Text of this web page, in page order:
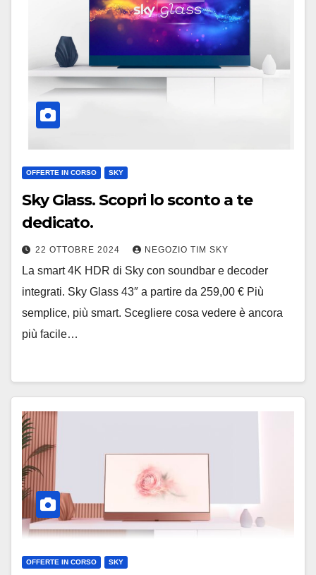
OFFERTE IN CORSO SKY
Sky Glass. Scopri lo sconto a te
dedicato.
22 OTTOBRE 2024 NEGOZIO TIM SKY
La smart 4K HDR di Sky con soundbar e decoder
integrati. Sky Glass 43″ a partire da 259,00 € Più
semplice, più smart. Scegliere cosa vedere è ancora
più facile…
OFFERTE IN CORSO SKY